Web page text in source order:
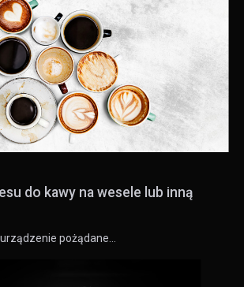
do kawy na wesele lub inną
pożądane…